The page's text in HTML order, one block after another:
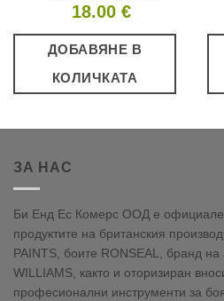
18.00 €
ДОБАВЯНЕ В
КОЛИЧКАТА
ЗА НАС
Би Енд Ес Комерс ООД е
продуктите на британския
PAINTS, боите RONSEAL, бранд
WILLIAMS, както и оторизиран
професионални инструменти за